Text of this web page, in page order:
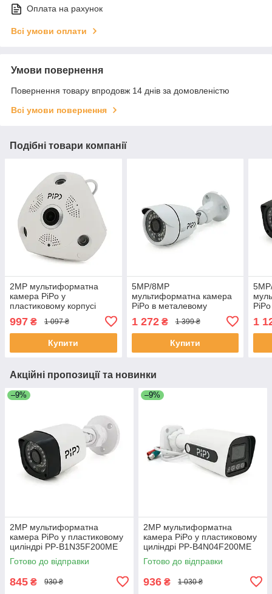
Оплата на рахунок
Всі умови оплати
Умови повернення
Повернення товару впродовж 14 днів за домовленістю
Всі умови повернення
Подібні товари компанії
2MP мультиформатна
камера PiPo у
пластиковому корпусі
D1U03F200ME 1,8 (мм)
ЕКОБОКС
997 ₴ 1 097 ₴
Купити
5MP/8MP
мультиформатна камера
PiPo в металевому
циліндрі PP-B1G36F500FA
2,8 (мм) ЕКОБОКС
1 272₴ 1 399 ₴
Купити
2,8
1
Акційні пропозиції та новинки
–9%
2MP мультиформатна
камера PiPo у пластиковому
циліндрі PP-B1N35F200ME
2,8 (мм) ЕКОБОКС
Готово до відправки
845 ₴ 930 ₴
–9%
2MP мультиформатна
камера PiPo у пластиковому
циліндрі PP-B4N04F200ME
2,8 (мм) 70 метрів підсвітка
ЕКОБОКС
Готово до відправки
936 ₴ 1 030 ₴